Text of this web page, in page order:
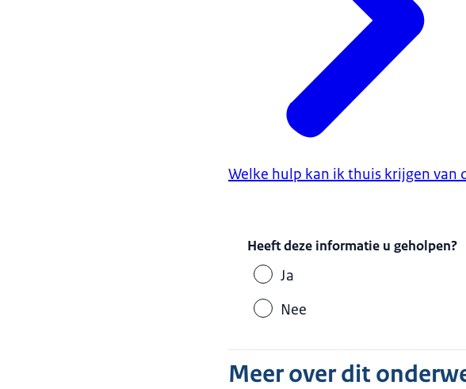
Welke hulp kan ik thuis krijgen van
Heeft deze informatie u geholpen?
Ja
Nee
Meer over dit